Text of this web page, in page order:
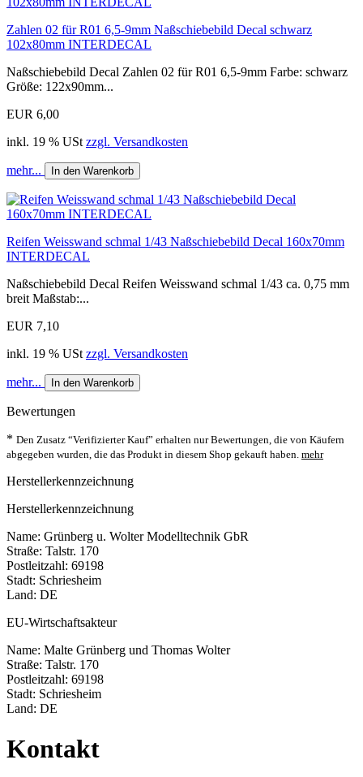
Zahlen 02 für R01 6,5-9mm Naßschiebebild Decal schwarz
102x80mm INTERDECAL
Naßschiebebild Decal Zahlen 02 für R01 6,5-9mm Farbe: schwarz
Größe: 122x90mm...
EUR 6,00
inkl. 19 % USt zzgl. Versandkosten
mehr... In den Warenkorb
Reifen Weisswand schmal 1/43 Naßschiebebild Decal 160x70mm
INTERDECAL
Naßschiebebild Decal Reifen Weisswand schmal 1/43 ca. 0,75 mm
breit Maßstab:...
EUR 7,10
inkl. 19 % USt zzgl. Versandkosten
mehr... In den Warenkorb
Bewertungen
* Den Zusatz “Verifizierter Kauf” erhalten nur Bewertungen, die von Käufern
abgegeben wurden, die das Produkt in diesem Shop gekauft haben. mehr
Herstellerkennzeichnung
Herstellerkennzeichnung
Name: Grünberg u. Wolter Modelltechnik GbR
Straße: Talstr. 170
Postleitzahl: 69198
Stadt: Schriesheim
Land: DE
EU-Wirtschaftsakteur
Name: Malte Grünberg und Thomas Wolter
Straße: Talstr. 170
Postleitzahl: 69198
Stadt: Schriesheim
Land: DE
Kontakt